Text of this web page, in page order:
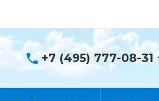
+7 (495) 777-08-31